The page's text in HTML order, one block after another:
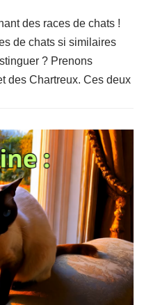
des races de chats !
de chats si similaires
? Prenons
des Chartreux. Ces deux